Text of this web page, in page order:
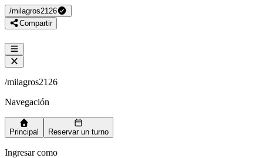
/milagros2126
Compartir
/milagros2126
Navegación
Principal Reservar un turno
Ingresar como